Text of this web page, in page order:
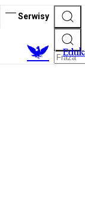
Serwisy
E